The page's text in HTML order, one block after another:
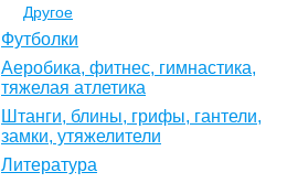
Другое
Футболки
Аеробика, фитнес, гимнастика,
тяжелая атлетика
Штанги, блины, грифы, гантели,
замки, утяжелители
Литература